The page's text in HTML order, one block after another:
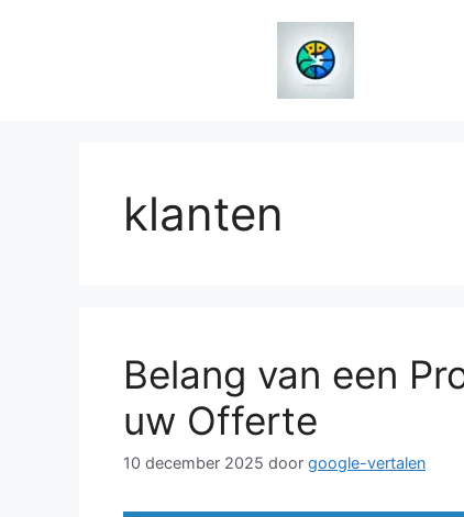
klanten
Belang van een
uw Offerte
10 december 2025 door google-vertalen